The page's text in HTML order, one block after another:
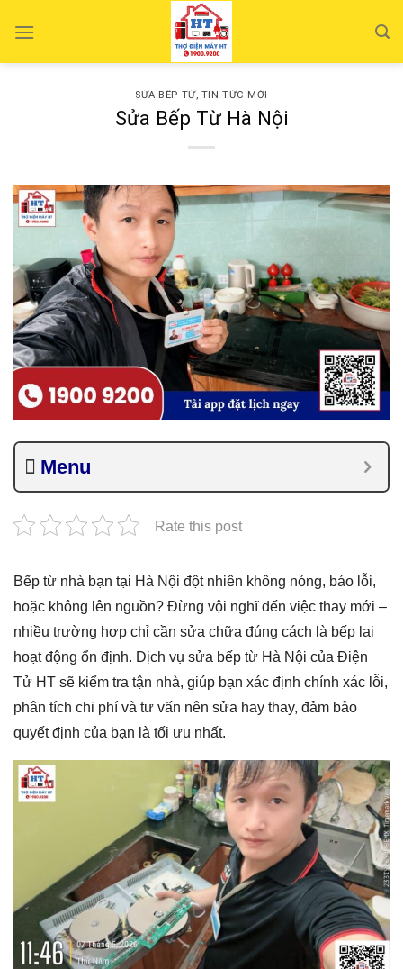
SỬA BẾP TỪ, TIN TỨC MỚI
Sửa Bếp Từ Hà Nội
Menu
Rate this post
Bếp từ nhà bạn tại Hà Nội đột nhiên không nóng, báo lỗi,
hoặc không lên nguồn? Đừng vội nghĩ đến việc thay mới –
nhiều trường hợp chỉ cần sửa chữa đúng cách là bếp lại
hoạt động ổn định. Dịch vụ sửa bếp từ Hà Nội của Điện
Tử HT sẽ kiểm tra tận nhà, giúp bạn xác định chính xác lỗi,
phân tích chi phí và tư vấn nên sửa hay thay, đảm bảo
quyết định của bạn là tối ưu nhất.